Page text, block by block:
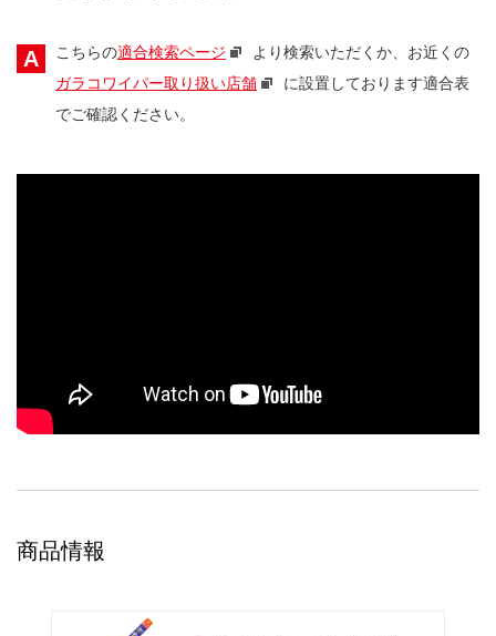
A こちらの適合検索ページ
より検索いただくか、お近くの
ガラコワイパー取り扱い店舗
に設置しております適合表
でご確認ください。
商品情報